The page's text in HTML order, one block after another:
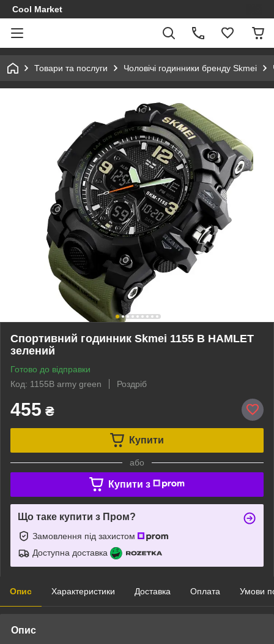
Cool Market
Товари та послуги Чоловічі годинники бренду Skmei
Спортивний годинник Skmei 1155 B HAMLET
зелений
Готово до відправки
Код: 1155B army green
Роздріб
455 ₴
Купити
або
Купити з
Що таке купити з Пром?
Замовлення під захистом
Доступна доставка
Опис Характеристики Доставка Оплата Умови
Опис